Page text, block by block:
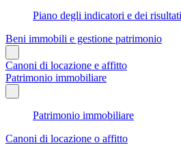
Piano degli indicatori e dei
Beni immobili e gestione patrimonio
Canoni di locazione e affitto
Patrimonio immobiliare
Patrimonio immobiliare
Canoni di locazione o affitto